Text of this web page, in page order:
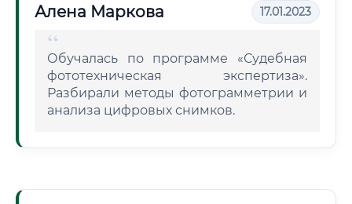
Алена Маркова 17.01.2023
Обучалась по программе «Судебная
фототехническая экспертиза».
Разбирали методы фотограмметрии и
анализа цифровых снимков.